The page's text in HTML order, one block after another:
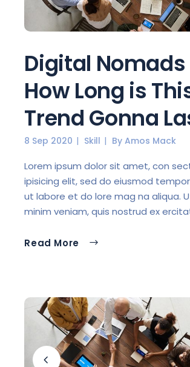
Digital Nomads
How Long is
Trend Gonna
8 Sep 2020 Skill By Amos Mack
Lorem ipsum dolor sit amet, con
ipisicing elit, sed do eiusmod
ut labore et do lore mag na aliqua.
minim veniam, quis nostrud ex
Read More